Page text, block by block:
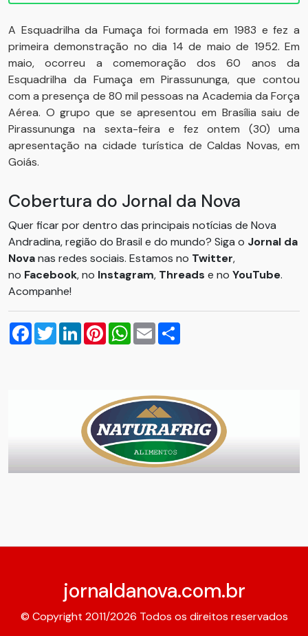
A Esquadrilha da Fumaça foi formada em 1983 e fez a
primeira demonstração no dia 14 de maio de 1952. Em
maio, ocorreu a comemoração dos 60 anos da
Esquadrilha da Fumaça em Pirassununga, que contou
com a presença de 80 mil pessoas na Academia da Força
Aérea. O grupo que se apresentou em Brasília saiu de
Pirassununga na sexta-feira e fez ontem (30) uma
apresentação na cidade turística de Caldas Novas, em
Goiás.
Cobertura do Jornal da Nova
Quer ficar por dentro das principais notícias de Nova
Andradina, região do Brasil e do mundo? Siga o Jornal da
Novanas redes sociais. Estamos no Twitter,
no Facebook, no Instagram, Threads e no YouTube.
Acompanhe!
Facebook
TwitterLinkedInPinterestWhatsApp
Email
jornaldanova.com.br
© Copyright 2011/2026 Todos os direitos reservados